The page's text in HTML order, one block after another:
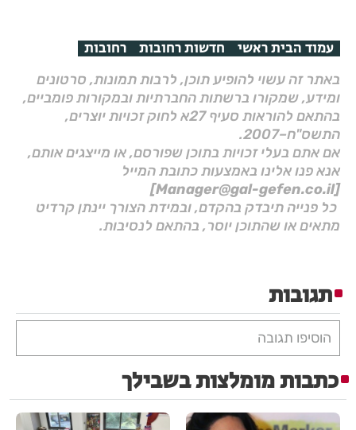
עמוד הבית ראשי חדשות רחובות רחובות
באתר זה עשוי להופיע תוכן, לרבות תמונות, סרטונים
ומידע, שמקורו ברשתות החברתיות ובמקורות פומביים,
בהתאם להוראות סעיף 27א לחוק זכויות יוצרים,
התשס"ח–2007.
אם אתם בעלי זכויות בתוכן שפורסם, או מייצגים אותם,
אנא פנו אלינו באמצעות כתובת המייל
[Manager@gal-gefen.co.il]
כל פנייה תיבדק בהקדם, ובמידת הצורך יינתן קרדיט
מתאים או שהתוכן יוסר, בהתאם לנסיבות.
תגובות
הוסיפו תגובה
כתבות מומלצות בשבילך